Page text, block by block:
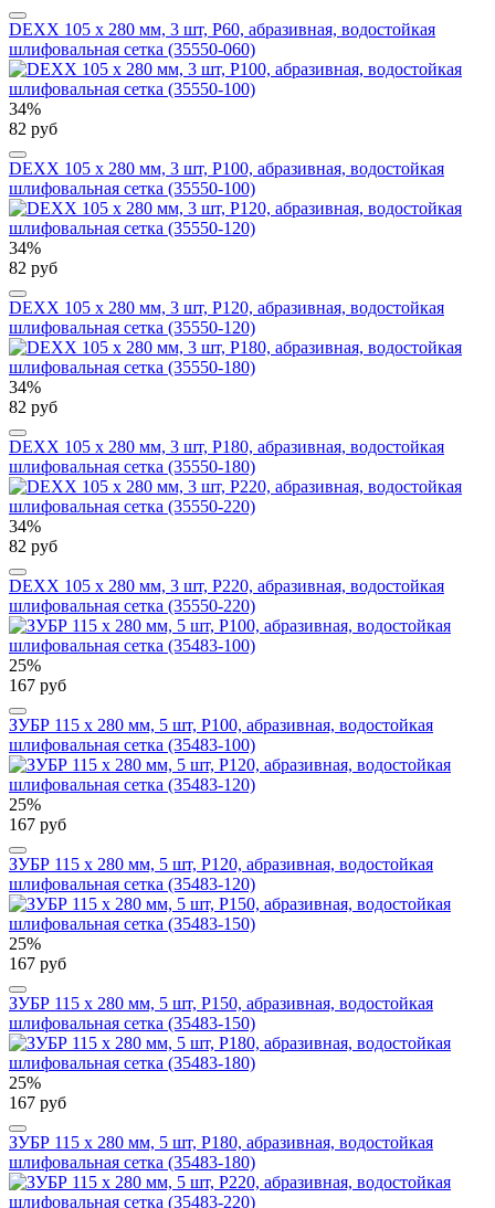
DEXX 105 х 280 мм, 3 шт, Р60, абразивная, водостойкая
шлифовальная сетка (35550-060)
34%
82 руб
DEXX 105 х 280 мм, 3 шт, Р100, абразивная, водостойкая
шлифовальная сетка (35550-100)
34%
82 руб
DEXX 105 х 280 мм, 3 шт, Р120, абразивная, водостойкая
шлифовальная сетка (35550-120)
34%
82 руб
DEXX 105 х 280 мм, 3 шт, Р180, абразивная, водостойкая
шлифовальная сетка (35550-180)
34%
82 руб
DEXX 105 х 280 мм, 3 шт, Р220, абразивная, водостойкая
шлифовальная сетка (35550-220)
25%
167 руб
ЗУБР 115 х 280 мм, 5 шт, P100, абразивная, водостойкая
шлифовальная сетка (35483-100)
25%
167 руб
ЗУБР 115 х 280 мм, 5 шт, P120, абразивная, водостойкая
шлифовальная сетка (35483-120)
25%
167 руб
ЗУБР 115 х 280 мм, 5 шт, P150, абразивная, водостойкая
шлифовальная сетка (35483-150)
25%
167 руб
ЗУБР 115 х 280 мм, 5 шт, P180, абразивная, водостойкая
шлифовальная сетка (35483-180)